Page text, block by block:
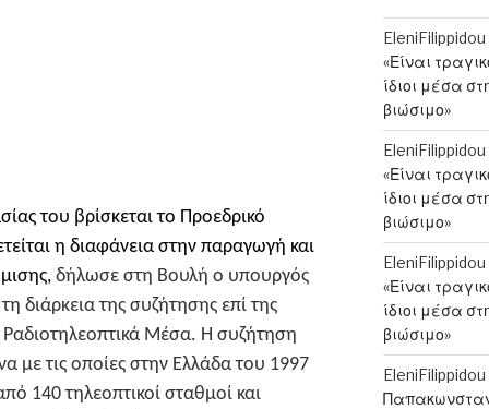
του βρίσκεται το Προεδρικό
η διαφάνεια στην παραγωγή και
δήλωσε στη Βουλή ο υπουργός
διάρκεια της συζήτησης επί της
Μέσα. Η συζήτηση
με τις οποίες στην Ελλάδα του 1997
140 τηλεοπτικοί σταθμοί και
EleniFilippidou
«Είναι
ίδιοι μέσα
βιώσιμο»
EleniFilippidou
«Είναι
ίδιοι μέσα
βιώσιμο»
EleniFilippidou
«Είναι
ίδιοι μέσα
βιώσιμο»
EleniFilippidou